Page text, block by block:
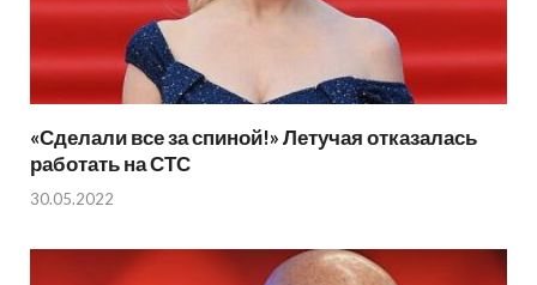
«Сделали все за спиной!» Летучая отказалась
работать на СТС
30.05.2022